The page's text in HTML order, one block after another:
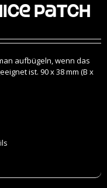
Patch
aufbügeln, wenn das
ist. 90 x 38 mm (B x